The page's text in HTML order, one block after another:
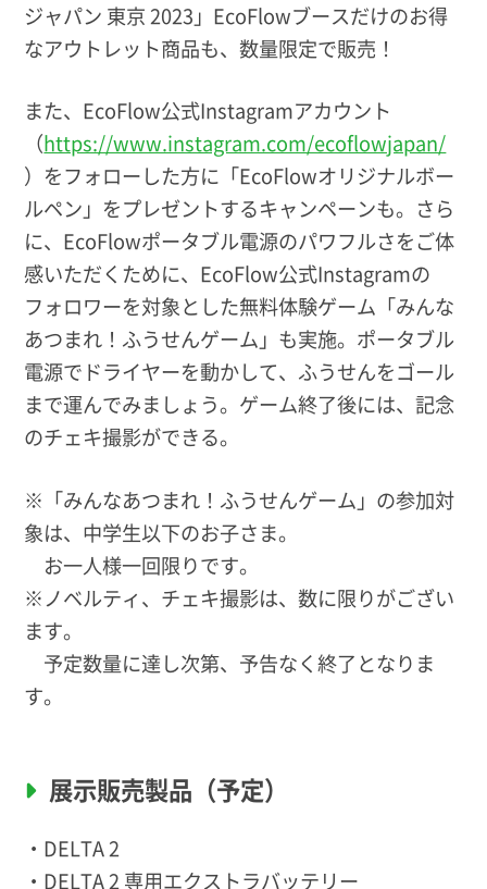
ジャパン 東京 2023」EcoFlowブースだけのお得
なアウトレット商品も、数量限定で販売！
また、EcoFlow公式Instagramアカウント
（https://www.instagram.com/ecoflowjapan/
）をフォローした方に「EcoFlowオリジナルボー
ルペン」をプレゼントするキャンペーンも。さら
に、EcoFlowポータブル電源のパワフルさをご体
感いただくために、EcoFlow公式Instagramの
フォロワーを対象とした無料体験ゲーム「みんな
あつまれ！ふうせんゲーム」も実施。ポータブル
電源でドライヤーを動かして、ふうせんをゴール
まで運んでみましょう。ゲーム終了後には、記念
のチェキ撮影ができる。
※「みんなあつまれ！ふうせんゲーム」の参加対
象は、中学生以下のお子さま。
お一人様一回限りです。
※ノベルティ、チェキ撮影は、数に限りがござい
ます。
予定数量に達し次第、予告なく終了となりま
す。
展示販売製品（予定）
・DELTA 2
・DELTA 2 専用エクストラバッテリー